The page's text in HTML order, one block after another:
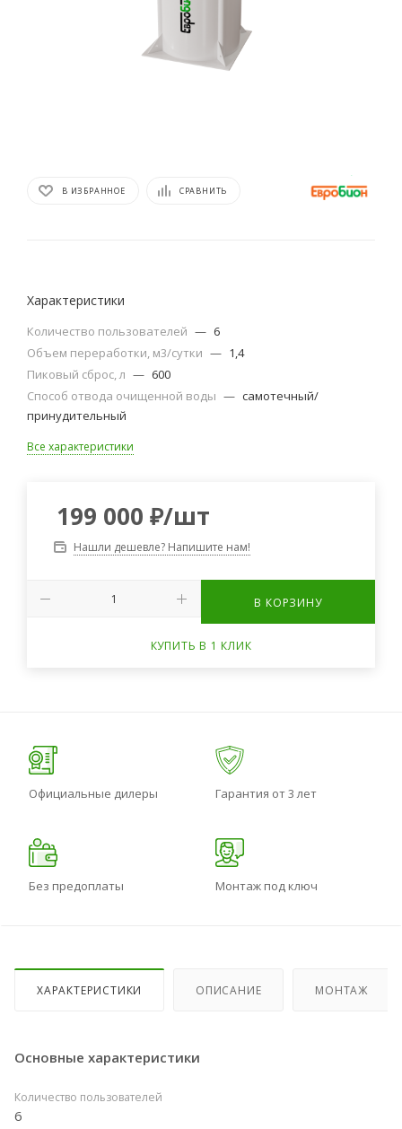
В ИЗБРАННОЕ СРАВНИТЬ
Характеристики
Количество пользователей — 6
Объем переработки, м3/сутки — 1,4
Пиковый сброс, л — 600
Способ отвода очищенной воды — самотечный/
принудительный
Все характеристики
199 000 ₽/шт
Нашли дешевле? Напишите нам!
В КОРЗИНУ
КУПИТЬ В 1 КЛИК
Официальные дилеры Гарантия от 3 лет
Без предоплаты Монтаж под ключ
ХАРАКТЕРИСТИКИ ОПИСАНИЕ МОНТАЖ
Основные характеристики
Количество пользователей
6